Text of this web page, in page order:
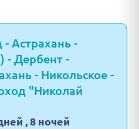
Астрахань -
- Дербент -
- Никольское -
"Николай
, 8 ночей